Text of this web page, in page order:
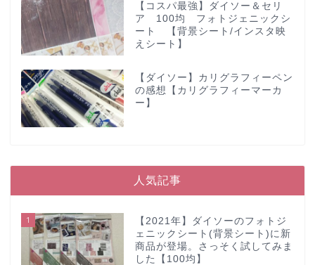
【コスパ最強】ダイソー＆セリ
ア 100均 フォトジェニックシ
ート 【背景シート/インスタ映
えシート】
【ダイソー】カリグラフィーペン
の感想【カリグラフィーマーカ
ー】
人気記事
1
【2021年】ダイソーのフォトジ
ェニックシート(背景シート)に新
商品が登場。さっそく試してみま
した【100均】